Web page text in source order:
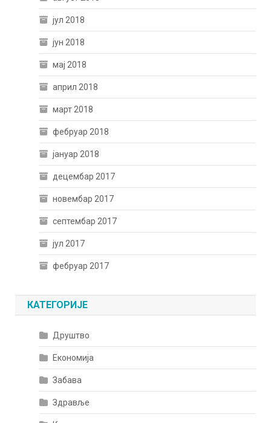
јул 2018
јун 2018
мај 2018
април 2018
март 2018
фебруар 2018
јануар 2018
децембар 2017
новембар 2017
септембар 2017
јул 2017
фебруар 2017
КАТЕГОРИЈЕ
Друштво
Економија
Забава
Здравље